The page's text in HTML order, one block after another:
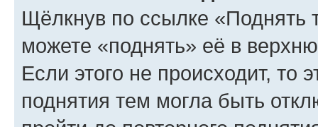
Щёлкнув по ссылке «Поднять
можете «поднять» её в
Если этого не происходит, то
поднятия тем могла быть